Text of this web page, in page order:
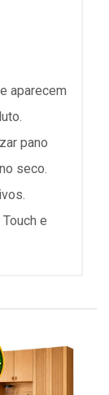
aparecem
pano
seco.
e